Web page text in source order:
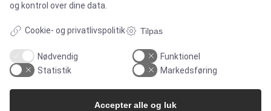
Services
MARKEDER
og kontrol over dine data.
Cookie- og privatlivspolitik Tilpas
Nødvendig
Funktionel
Statistik
Markedsføring
Accepter alle og luk